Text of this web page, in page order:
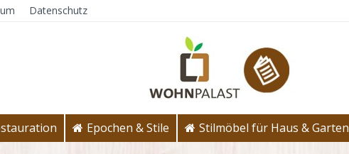
Datenschutz
Epochen & Stile Stilmöbel für Haus & Garten